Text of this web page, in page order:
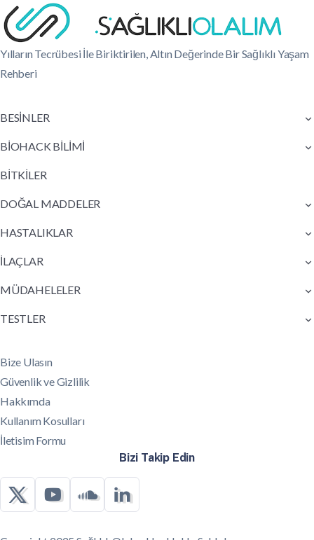
Yılların Tecrübesi İle Biriktirilen, Altın Değerinde Bir Sağlıklı Yaşam
Rehberi
BESİNLER
BİOHACK BİLİMİ
BİTKİLER
DOĞAL MADDELER
HASTALIKLAR
İLAÇLAR
MÜDAHELELER
TESTLER
Bize Ulasın
Güvenlik ve Gizlilik
Hakkımda
Kullanım Kosulları
İletisim Formu
Bizi Takip Edin